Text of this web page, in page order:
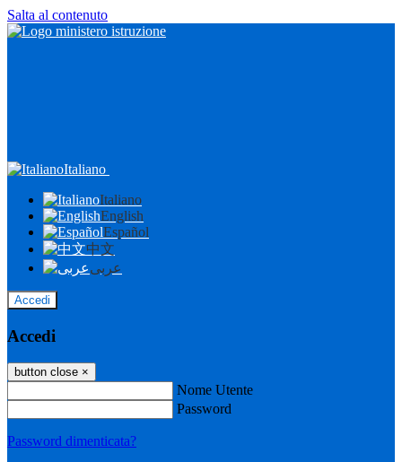
Salta al contenuto
Italiano
Italiano
English
Español
中文
عربى
Accedi
Accedi
button close ×
Nome Utente
Password
Password dimenticata?